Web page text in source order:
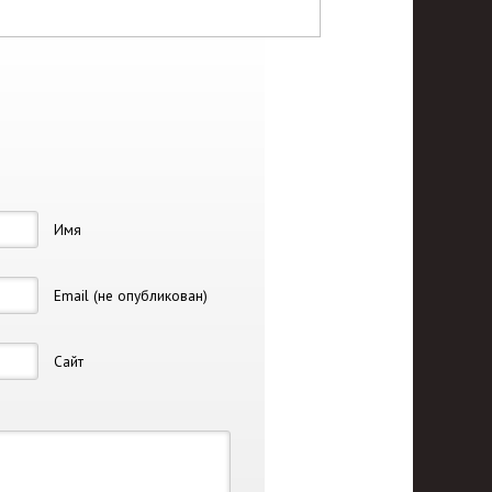
Имя
Email (не опубликован)
Сайт